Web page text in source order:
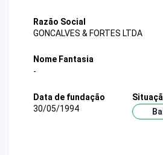
Razão Social
GONCALVES & FORTES LTDA
Nome Fantasia
-
Data de fundação
30/05/1994